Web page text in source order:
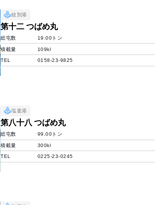
紋別港
第十二 つばめ丸
総屯数 19.00トン
積載量 109kl
TEL 0158-23-9825
塩釜港
第八十八 つばめ丸
総屯数 99.00トン
積載量 300kl
TEL 0225-23-0245